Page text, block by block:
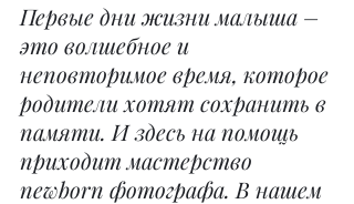
Первые дни жизни малыша –
это волшебное и
неповторимое время, которое
родители хотят сохранить в
памяти. И здесь на помощь
приходит мастерство
newborn фотографа. В нашем